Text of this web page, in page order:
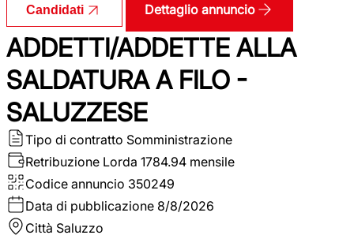
Candidati Dettaglio annuncio
ADDETTI/ADDETTE ALLA
SALDATURA A FILO -
SALUZZESE
Tipo di contratto Somministrazione
Retribuzione Lorda 1784.94 mensile
Codice annuncio 350249
Data di pubblicazione 8/8/2026
Città Saluzzo